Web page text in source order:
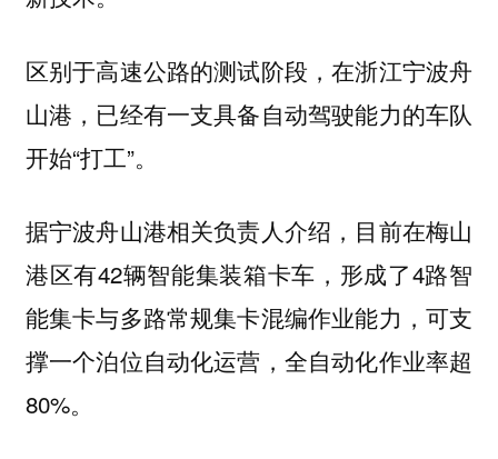
区别于高速公路的测试阶段，在浙江宁波舟
山港，已经有一支具备自动驾驶能力的车队
开始“打工”。
据宁波舟山港相关负责人介绍，目前在梅山
港区有42辆智能集装箱卡车，形成了4路智
能集卡与多路常规集卡混编作业能力，可支
撑一个泊位自动化运营，全自动化作业率超
80%。